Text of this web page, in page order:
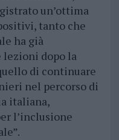
un’ottima
tanto che
ha già
lezioni dopo la
di continuare
nel percorso di
italiana,
l’inclusione